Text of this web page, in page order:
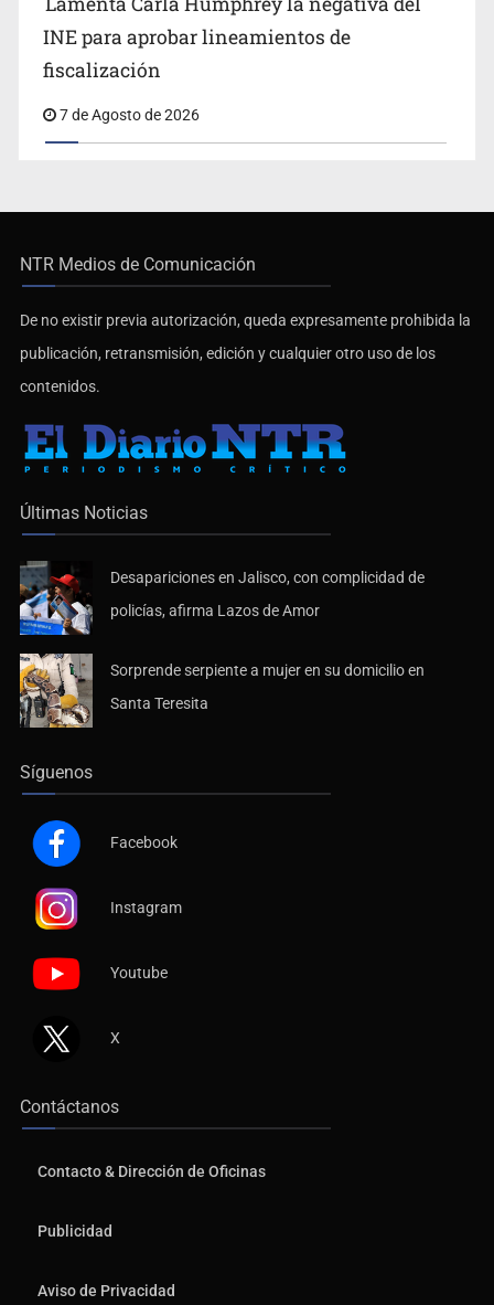
INE para aprobar lineamientos de
fiscalización
7 de Agosto de 2026
NTR Medios de Comunicación
De no existir previa autorización, queda expresamente prohibida la
publicación, retransmisión, edición y cualquier otro uso de los
contenidos.
Últimas Noticias
Desapariciones en Jalisco, con complicidad de
policías, afirma Lazos de Amor
Sorprende serpiente a mujer en su domicilio en
Santa Teresita
Síguenos
Facebook
Instagram
Youtube
X
Contáctanos
Contacto & Dirección de Oficinas
Publicidad
Aviso de Privacidad